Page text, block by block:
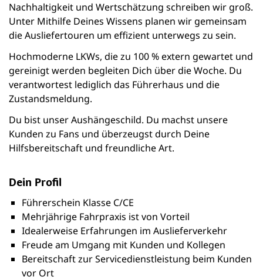
Nachhaltigkeit und Wertschätzung schreiben wir groß.
Unter Mithilfe Deines Wissens planen wir gemeinsam
die Ausliefertouren um effizient unterwegs zu sein.
Hochmoderne LKWs, die zu 100 % extern gewartet und
gereinigt werden begleiten Dich über die Woche. Du
verantwortest lediglich das Führerhaus und die
Zustandsmeldung.
Du bist unser Aushängeschild. Du machst unsere
Kunden zu Fans und überzeugst durch Deine
Hilfsbereitschaft und freundliche Art.
Dein Profil
Führerschein Klasse C/CE
Mehrjährige Fahrpraxis ist von Vorteil
Idealerweise Erfahrungen im Auslieferverkehr
Freude am Umgang mit Kunden und Kollegen
Bereitschaft zur Servicedienstleistung beim Kunden
vor Ort